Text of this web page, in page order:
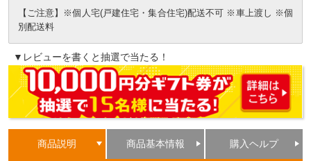
【ご注意】※個人宅(戸建住宅・集合住宅)配送不可 ※車上渡し ※個
別配送料
▼レビューを書くと抽選で当たる！
商品説明 商品基本情報 購入ヘルプ